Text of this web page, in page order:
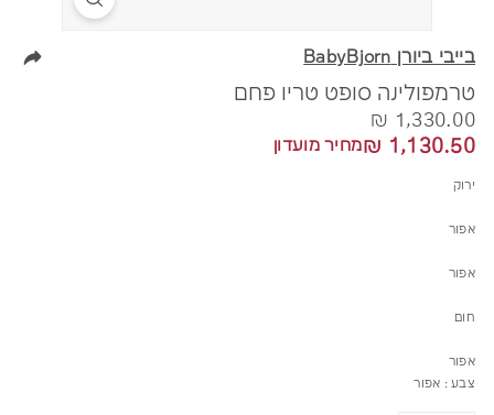
בייבי ביורן BabyBjorn
טרמפולינה סופט טריו פחם
מחיר
1,330.00 ₪
₪
1,130.50 ₪
1,130.50
מחיר מועדון
ירוק
אפור
אפור
חום
אפור
צבע : אפור